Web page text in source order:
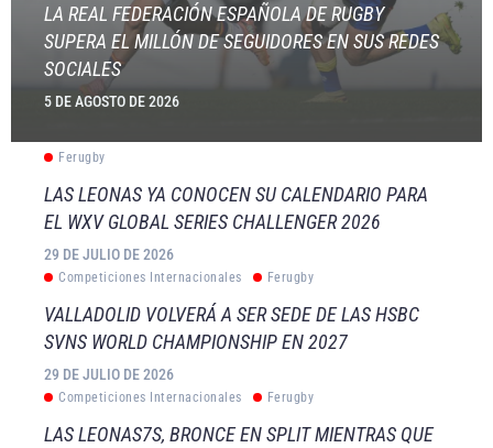
LA REAL FEDERACIÓN ESPAÑOLA DE RUGBY
SUPERA EL MILLÓN DE SEGUIDORES EN SUS REDES
SOCIALES
5 DE AGOSTO DE 2026
Ferugby
LAS LEONAS YA CONOCEN SU CALENDARIO PARA
EL WXV GLOBAL SERIES CHALLENGER 2026
29 DE JULIO DE 2026
Competiciones Internacionales Ferugby
VALLADOLID VOLVERÁ A SER SEDE DE LAS HSBC
SVNS WORLD CHAMPIONSHIP EN 2027
29 DE JULIO DE 2026
Competiciones Internacionales Ferugby
LAS LEONAS7S, BRONCE EN SPLIT MIENTRAS QUE